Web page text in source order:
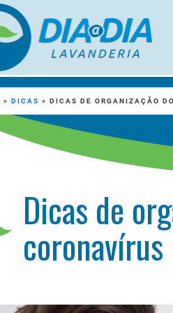
Dicas de
coronavírus
» DICAS » DICAS DE ORGANIZAÇÃO